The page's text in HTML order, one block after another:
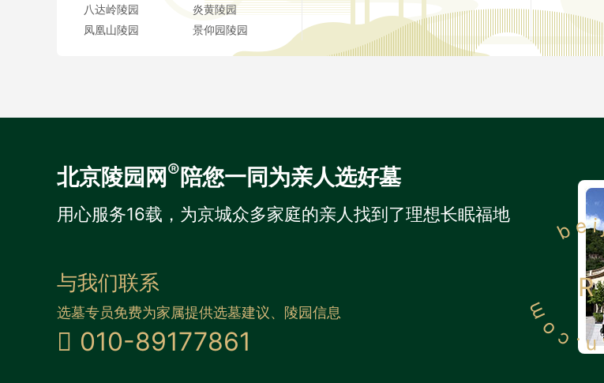
八达岭陵园
炎黄陵园
凤凰山陵园
景仰园陵园
北京陵园网 ®陪您一同为亲人选好墓
用心服务16载，为京城众多家庭的亲人找到了理想长眠福地
与我们联系
选墓专员免费为家属提供选墓建议、陵园信息
010-89177861
R